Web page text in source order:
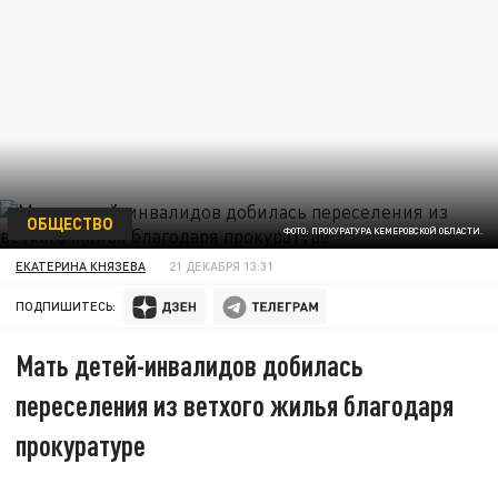
ФОТО: ПРОКУРАТУРА КЕМЕРОВСКОЙ ОБЛАСТИ.
ОБЩЕСТВО
ЕКАТЕРИНА КНЯЗЕВА 21 ДЕКАБРЯ 13:31
ПОДПИШИТЕСЬ:
Мать детей-инвалидов добилась
переселения из ветхого жилья благодаря
прокуратуре